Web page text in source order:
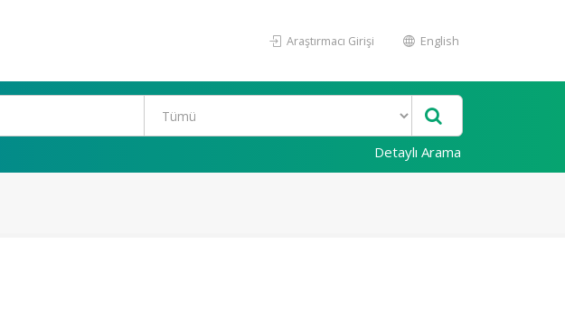
Araştırmacı Girişi English
Detaylı Arama